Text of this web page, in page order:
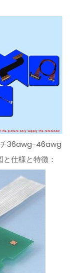
チ36awg-46awg
仕様と特徴：